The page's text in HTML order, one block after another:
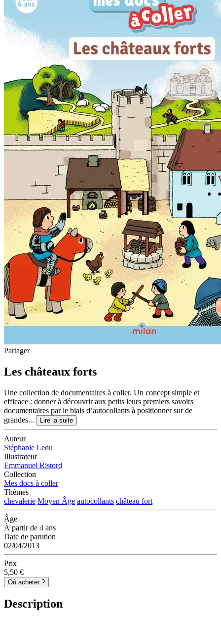
Partager
Les châteaux forts
Une collection de documentaires à coller. Un concept simple et
efficace : donner à découvrir aux petits leurs premiers savoirs
documentaires par le biais d’autocollants à positionner sur de
grandes...
Lire la suite
Auteur
Stéphanie Ledu
Illustrateur
Emmanuel Ristord
Collection
Mes docs à coller
Thèmes
chevalerie Moyen Âge autocollants château fort
Âge
À partir de 4 ans
Date de parution
02/04/2013
Prix
5,50 €
Où acheter ?
Description